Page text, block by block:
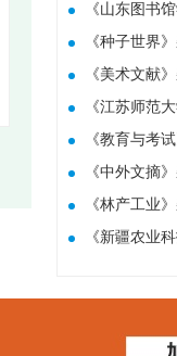
《山东图书
《种子世界
《美术文献
《江苏师范
《教育与考
《中外文摘
《林产工业
《新疆农业